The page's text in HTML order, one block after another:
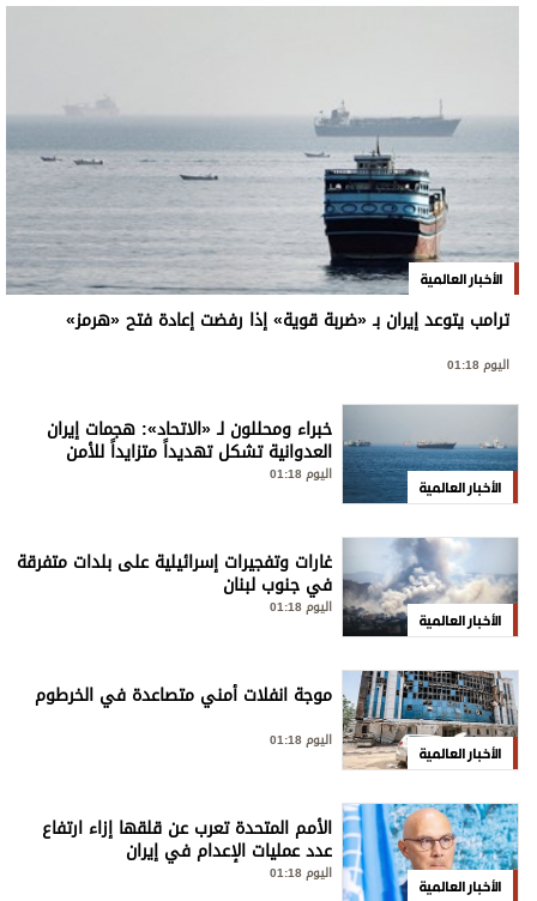
الأخبار العالمية
ترامب يتوعد إيران بـ «ضربة قوية» إذا رفضت إعادة فتح «هرمز»
اليوم 01:18
الأخبار العالمية
خبراء ومحللون لـ «الاتحاد»: هجمات إيران
العدوانية تشكل تهديداً متزايداً للأمن
الإقليمي والدولي
اليوم 01:18
الأخبار العالمية
غارات وتفجيرات إسرائيلية على بلدات متفرقة
في جنوب لبنان
اليوم 01:18
الأخبار العالمية
موجة انفلات أمني متصاعدة في الخرطوم
اليوم 01:18
الأخبار العالمية
الأمم المتحدة تعرب عن قلقها إزاء ارتفاع
عدد عمليات الإعدام في إيران
اليوم 01:18